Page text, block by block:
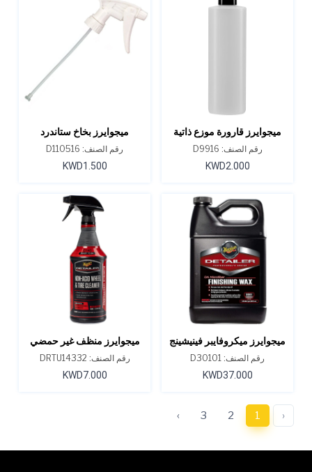
ميجوايرز قارورة موزع ذاتية
التنظيف 16 أونصة
رقم الصنف: D9916
KWD2.000
ميجوايرز بخاخ ستاندرد
رقم الصنف: D110516
KWD1.500
ميجوايرز ميكروفايبر فينيشينج
واكس، D301، سعة 1 جالونرقم الصنف: D30101
KWD37.000
ميجوايرز منظف غير حمضي
أونصة 32
رقم الصنف: DRTU14332
KWD7.000
‹
1
2
3
›